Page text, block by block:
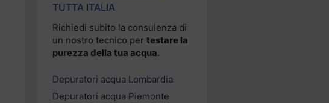
TUTTA ITALIA
Richiedi subito la consulenza di
un nostro tecnico per testare la
purezza della tua acqua.
Depuratori acqua Lombardia
Depuratori acqua Piemonte